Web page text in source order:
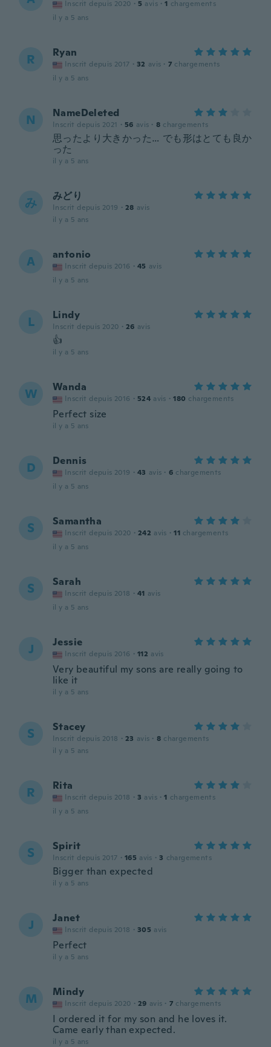
Inscrit depuis 2020 · 5 avis · 1 chargements
il y a 5 ans
R Ryan
Inscrit depuis 2017 · 32 avis · 7 chargements
il y a 5 ans
N NameDeleted
Inscrit depuis 2021 · 56 avis · 8 chargements
思ったより大きかった… でも形はとても良か
った
il y a 5 ans
み みどり
Inscrit depuis 2019 · 28 avis
il y a 5 ans
A antonio
Inscrit depuis 2016 · 45 avis
il y a 5 ans
L Lindy
Inscrit depuis 2020 · 26 avis
👍
il y a 5 ans
W Wanda
Inscrit depuis 2016 · 524 avis · 180 chargements
Perfect size
il y a 5 ans
D Dennis
Inscrit depuis 2019 · 43 avis · 6 chargements
il y a 5 ans
S Samantha
Inscrit depuis 2020 · 242 avis · 11 chargements
il y a 5 ans
S Sarah
Inscrit depuis 2018 · 41 avis
il y a 5 ans
J Jessie
Inscrit depuis 2016 · 112 avis
Very beautiful my sons are really going to
like it
il y a 5 ans
S Stacey
Inscrit depuis 2018 · 23 avis · 8 chargements
il y a 5 ans
R Rita
Inscrit depuis 2018 · 3 avis · 1 chargements
il y a 5 ans
S Spirit
Inscrit depuis 2017 · 165 avis · 3 chargements
Bigger than expected
il y a 5 ans
J Janet
Inscrit depuis 2018 · 305 avis
Perfect
il y a 5 ans
M Mindy
Inscrit depuis 2020 · 29 avis · 7 chargements
I ordered it for my son and he loves it.
Came early than expected.
il y a 5 ans